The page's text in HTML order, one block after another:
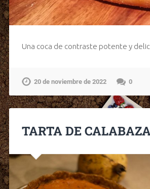
Una coca de contraste potente y
20 de noviembre de 2022 0
TARTA DE